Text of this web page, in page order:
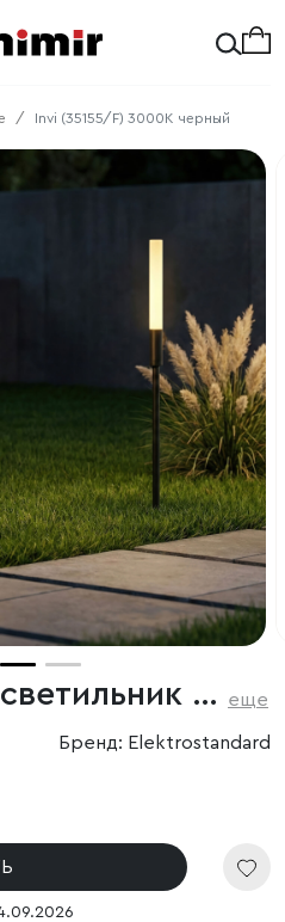
Invi (35155/F) 3000K черный
Ландшафтный светильник на колышке Invi (35155/F) 3000K черный еще
Бренд: Elektrostandard